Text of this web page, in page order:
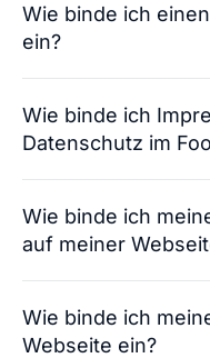
Wie binde ich
ein?
Wie binde ich
Datenschutz im
Wie binde ich
auf meiner
Wie binde ich
Webseite ein?